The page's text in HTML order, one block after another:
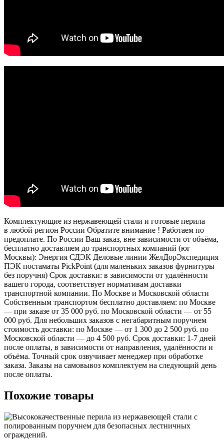
Комплектующие из нержавеющей стали и готовые перила —
в любой регион России Обратите внимание ! Работаем по
предоплате. По России Ваш заказ, вне зависимости от объёма,
бесплатно доставляем до транспортных компаний (юг
Москвы): Энергия СДЭК Деловые линии ЖелДорЭкспедиция
ПЭК постаматы PickPoint (для маленьких заказов фурнитуры
без поручня) Срок доставки: в зависимости от удалённости
вашего города, соответствует нормативам доставки
транспортной компании. По Москве и Московской области
Собственным транспортом бесплатно доставляем: по Москве
— при заказе от 35 000 руб. по Московской области — от 55
000 руб. Для небольших заказов с негабаритным поручнем
стоимость доставки: по Москве — от 1 300 до 2 500 руб. по
Московской области — до 4 500 руб. Срок доставки: 1-7 дней
после оплаты, в зависимости от направления, удалённости и
объёма. Точный срок озвучивает менеджер при обработке
заказа. Заказы на самовывоз комплектуем на следующий день
после оплаты.
Похожие товары